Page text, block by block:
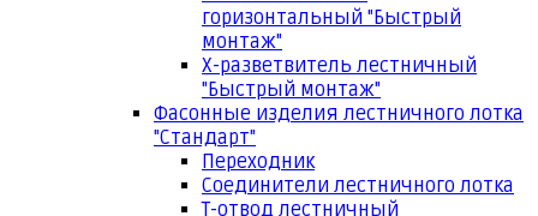
горизонтальный "Быстрый
монтаж"
Х-разветвитель лестничный
"Быстрый монтаж"
Фасонные изделия лестничного лотка
"Стандарт"
Переходник
Соединители лестничного лотка
Т-отвод лестничный